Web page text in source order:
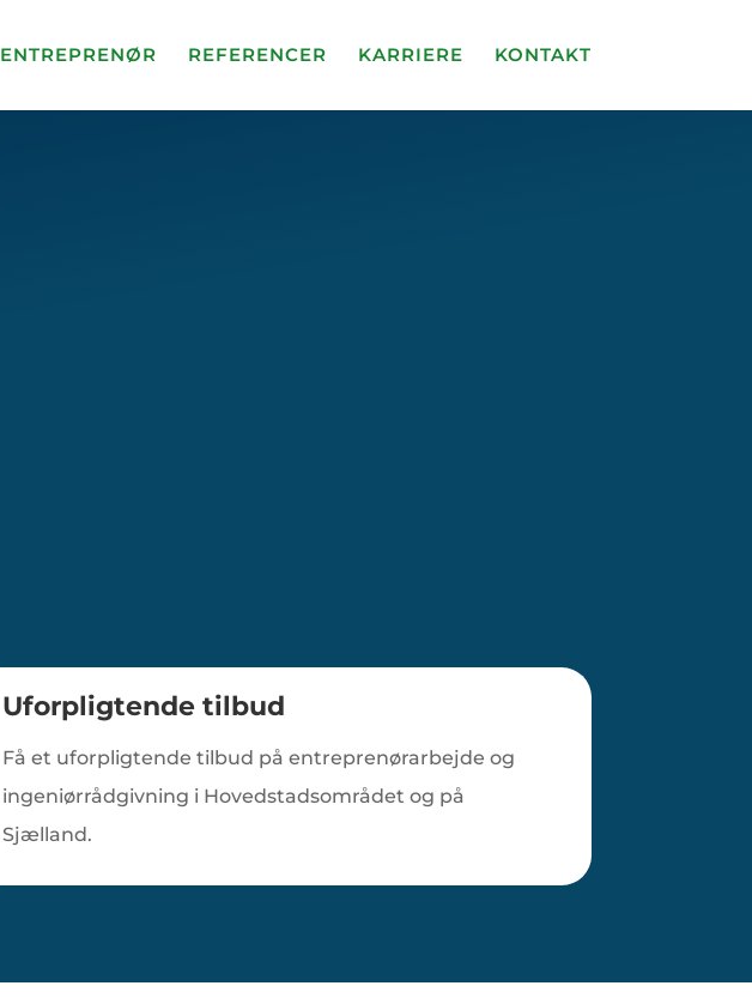
ENTREPRENØR REFERENCER KARRIERE KONTAKT
Uforpligtende tilbud
Få et uforpligtende tilbud på entreprenørarbejde og
ingeniørrådgivning i Hovedstadsområdet og på
Sjælland.